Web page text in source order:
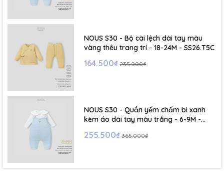
NOUS S30 - Bộ cài lệch dài tay màu
vàng thêu trang trí - 18-24M - SS26.T5C
164.500₫ 235.000₫
NOUS S30 - Quần yếm chấm bi xanh
kèm áo dài tay màu trắng - 6-9M -
255.500₫ 365.000₫